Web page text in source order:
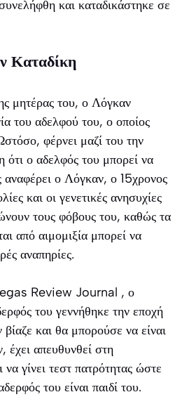
και καταδικάστηκε σε
Καταδίκη
μητέρας του, ο Λόγκαν
του αδελφού του, ο οποίος
φέρνει μαζί του την
ότι ο αδελφός του μπορεί να
αναφέρει ο Λόγκαν, ο 15χρονος
και οι γενετικές ανησυχίες
τους φόβους του, καθώς τα
από αιμομιξία μπορεί να
αναπηρίες.
Review Journal , ο
του γεννήθηκε την εποχή
και θα μπορούσε να είναι
έχει απευθυνθεί στη
να γίνει τεστ πατρότητας ώστε
του είναι παιδί του.